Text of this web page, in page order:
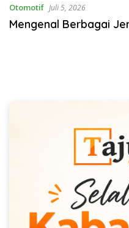
Otomotif Juli 5, 2026
Mengenal Berbagai